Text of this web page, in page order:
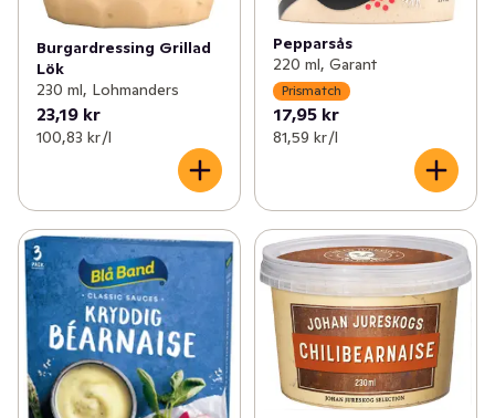
Burgardressing Grillad
Lök
230 ml, Lohmanders
23,19 kr
100,83 kr /l
Pepparsås
220 ml, Garant
Prismatch
17,95 kr
81,59 kr /l